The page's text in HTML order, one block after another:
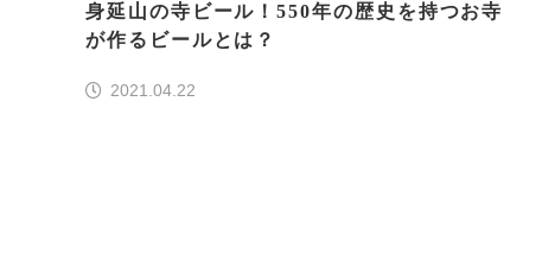
身延山の寺ビール！550年の歴史を持つお寺
が作るビールとは？
2021.04.22